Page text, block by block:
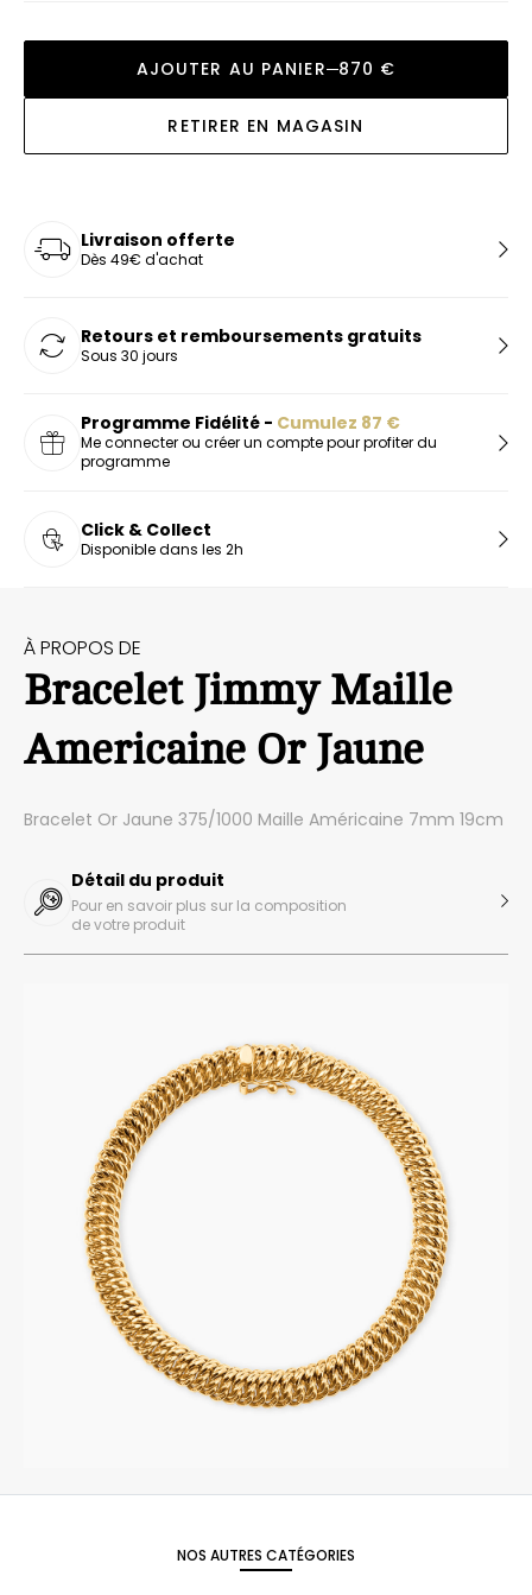
AJOUTER AU PANIER 870 €
RETIRER EN MAGASIN
Livraison offerte
Dès 49€ d'achat
Retours et remboursements gratuits
Sous 30 jours
Programme Fidélité - Cumulez 87 €
Me connecter ou créer un compte pour profiter du
programme
Click & Collect
Disponible dans les 2h
À PROPOS DE
Bracelet Jimmy Maille
Americaine Or Jaune
Bracelet Or Jaune 375/1000 Maille Américaine 7mm 19cm
Détail du produit
Pour en savoir plus sur la composition
de votre produit
NOS AUTRES CATÉGORIES